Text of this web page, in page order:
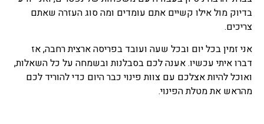
בדיוק מול אילו קשיים אתם עומדים ומה סוג העזרה שאתם
צריכים.
אני זמין בכל יום ובכל שעה ועובד בפריסה ארצית רחבה, אז
דברו איתי עכשיו. אענה לכם בסבלנות ובשמחה על כל השאלות,
ואוכל להיות אצלכם עם צוות פינוי כבר היום כדי להוריד לכם
מהראש את מטלת הפינוי.